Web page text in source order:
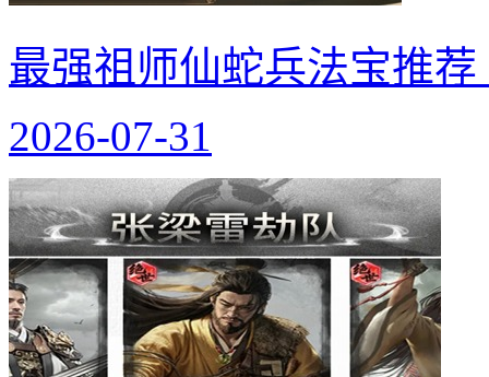
最强祖师仙蛇兵法宝推
2026-07-31